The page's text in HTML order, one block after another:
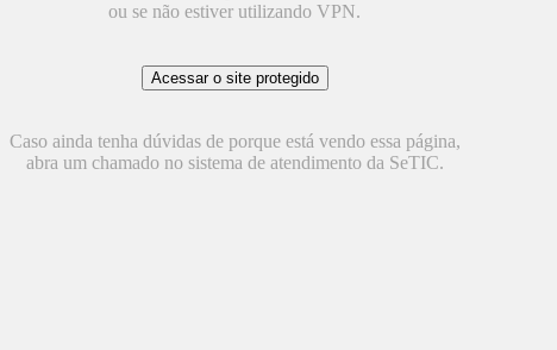
ou se não estiver utilizando VPN.
Caso ainda tenha dúvidas de porque está vendo essa página,
abra um chamado no sistema de atendimento da SeTIC.